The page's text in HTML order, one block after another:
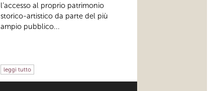
l’accesso al proprio patrimonio
storico-artistico da parte del più
ampio pubblico...
leggi tutto